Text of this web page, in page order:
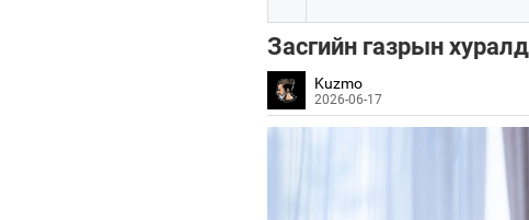
Засгийн газрын
Kuzmo
2026-06-17